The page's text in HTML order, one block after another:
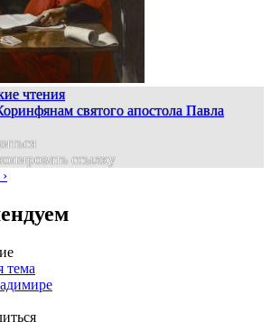
чтения
святого апостола Павла
тема